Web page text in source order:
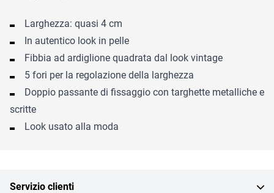
Larghezza: quasi 4 cm
In autentico look in pelle
Fibbia ad ardiglione quadrata dal look vintage
5 fori per la regolazione della larghezza
Doppio passante di fissaggio con targhette metalliche e
scritte
Look usato alla moda
Servizio clienti